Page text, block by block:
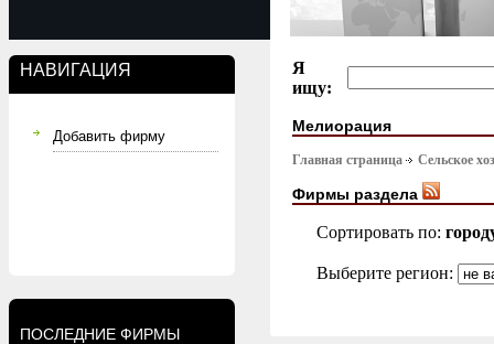
НАВИГАЦИЯ
Добавить фирму
ПОСЛЕДНИЕ ФИРМЫ
Я
ищу:
Мелиорация
Главная страница Сельское
Фирмы раздела
Сортировать по:
Выберите регион: